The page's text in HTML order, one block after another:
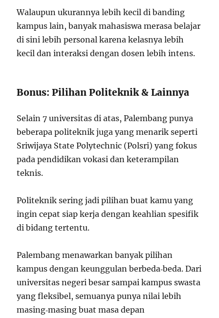
Walaupun ukurannya lebih kecil di banding
kampus lain, banyak mahasiswa merasa belajar
di sini lebih personal karena kelasnya lebih
kecil dan interaksi dengan dosen lebih intens.
Bonus: Pilihan Politeknik & Lainnya
Selain 7 universitas di atas, Palembang punya
beberapa politeknik juga yang menarik seperti
Sriwijaya State Polytechnic (Polsri) yang fokus
pada pendidikan vokasi dan keterampilan
teknis.
Politeknik sering jadi pilihan buat kamu yang
ingin cepat siap kerja dengan keahlian spesifik
di bidang tertentu.
Palembang menawarkan banyak pilihan
kampus dengan keunggulan berbeda‑beda. Dari
universitas negeri besar sampai kampus swasta
yang fleksibel, semuanya punya nilai lebih
masing‑masing buat masa depan